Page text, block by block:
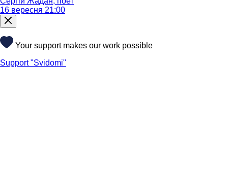
16 вересня 21:00
Your support makes our work possible
Support "Svidomi"